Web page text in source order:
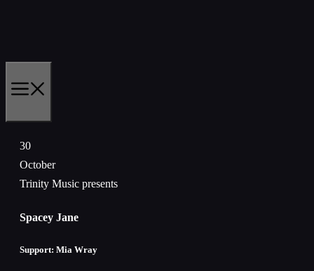
30
October
Trinity Music presents
Spacey Jane
Support: Mia Wray